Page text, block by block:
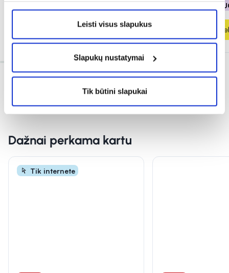
Leisti visus slapukus
Slapukų nustatymai
Tik būtini slapukai
Į krepšelį
% PAPILDOMA
Į
Dažnai perkama kartu
Tik internete